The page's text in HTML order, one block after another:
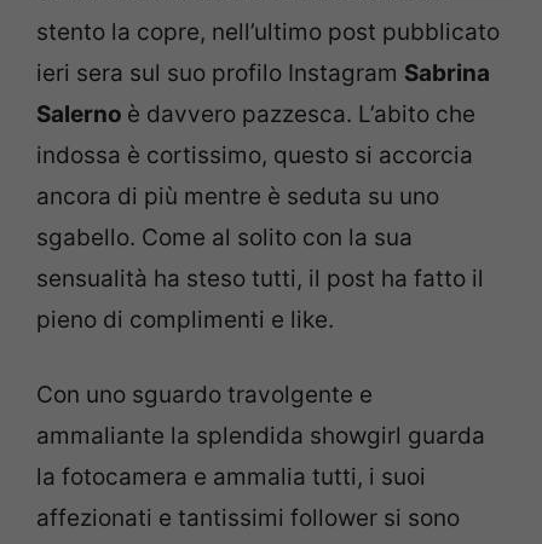
stento la copre, nell’ultimo post pubblicato
ieri sera sul suo profilo Instagram Sabrina
Salerno è davvero pazzesca. L’abito che
indossa è cortissimo, questo si accorcia
ancora di più mentre è seduta su uno
sgabello. Come al solito con la sua
sensualità ha steso tutti, il post ha fatto il
pieno di complimenti e like.
Con uno sguardo travolgente e
ammaliante la splendida showgirl guarda
la fotocamera e ammalia tutti, i suoi
affezionati e tantissimi follower si sono